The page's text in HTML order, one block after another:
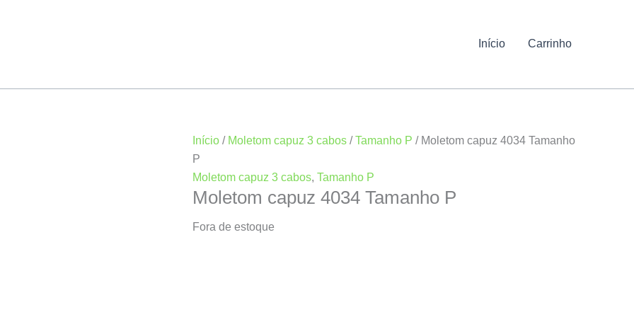
Início Carrinho
Início / Moletom capuz 3 cabos /Tamanho P / Moletom capuz 4034 Tamanho
P
Moletom capuz 3 cabos, Tamanho P
Moletom capuz 4034 Tamanho P
Fora de estoque